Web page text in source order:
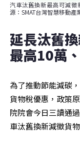
汽車汰舊換新最高可減
源：SMAT台灣智慧移動產
延長汰舊
最高10萬
為了推動節能減碳
貨物稅優惠，政策
院院會今日三讀通
車汰舊換新減徵貨